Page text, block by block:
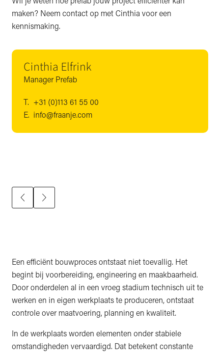
maken? Neem contact op met Cinthia voor een
kennismaking.
Cinthia Elfrink
Manager Prefab
T. +31 (0)113 61 55 00
E. info@fraanje.com
Een efficiënt bouwproces ontstaat niet toevallig. Het
begint bij voorbereiding, engineering en maakbaarheid.
Door onderdelen al in een vroeg stadium technisch uit te
werken en in eigen werkplaats te produceren, ontstaat
controle over maatvoering, planning en kwaliteit.
In de werkplaats worden elementen onder stabiele
omstandigheden vervaardigd. Dat betekent constante